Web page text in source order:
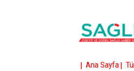
| Ana Sayfa |